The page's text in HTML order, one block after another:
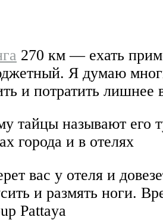
270 км — ехать
Я думаю
и потратить
тайцы называют его
города и в отелях
вас у отеля и
и размять ноги.
Pattaya